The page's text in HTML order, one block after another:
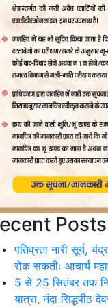
Posts
पतिव्रता नारी सूर्य,
रोक सकतीः आचार्य
5 से 25 सितंबर तक
यात्रा, नंदा सिद्धपीठ